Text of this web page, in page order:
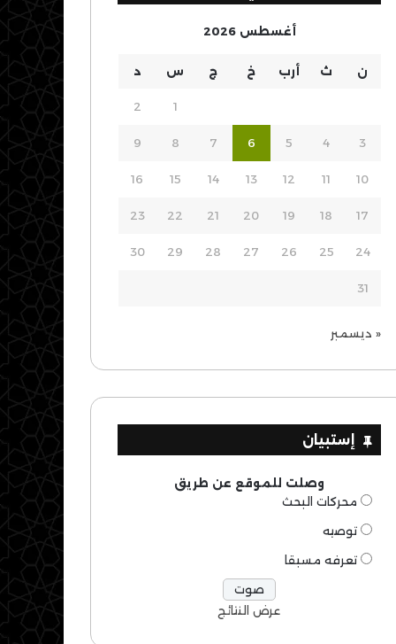
أغسطس 2026
ن ث أرب خ ج س د
1
2
3
4
5
6
7
8
9
10
11
12
13
14
15
16
17
18
19
20
21
22
23
24
25
26
27
28
29
30
31
« ديسمبر
إستبيان
وصلت للموقع عن طريق
محركات البحث
توصيه
تعرفه مسبقا
عرض النتائج